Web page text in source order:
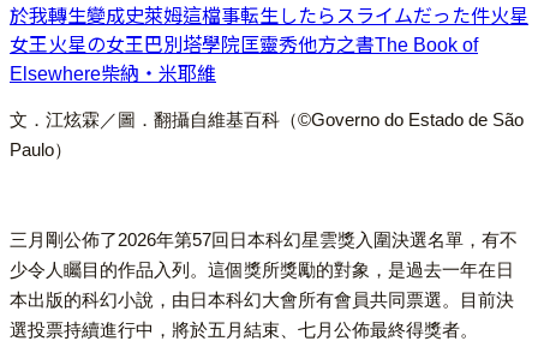
於我轉生變成史萊姆這檔事転生したらスライムだった件火星
女王 火星の女王 巴別塔學院匡靈秀他方之書The Book of
Elsewhere柴納‧米耶維
文．江炫霖／圖．翻攝自維基百科（©Governo do Estado de São
Paulo）
三月剛公佈了2026年第57回日本科幻星雲獎入圍決選名單，有不
少令人矚目的作品入列。這個獎所獎勵的對象，是過去一年在日
本出版的科幻小說，由日本科幻大會所有會員共同票選。目前決
選投票持續進行中，將於五月結束、七月公佈最終得獎者。